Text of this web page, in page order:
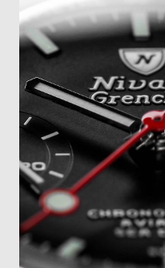
計
保
プ
ラ
印
サ
ビ
ス
よ
く
る
お
問
合